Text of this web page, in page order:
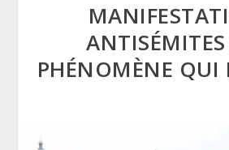
PHÉNOMÈNE QUI